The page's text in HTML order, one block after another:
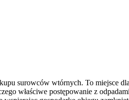
surowców wtórnych. To miejsce
właściwe postępowanie z